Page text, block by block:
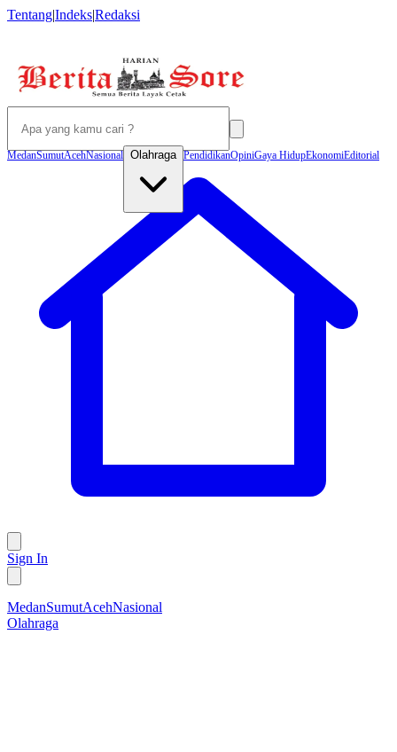
Tentang|Indeks|Redaksi
MedanSumutAcehNasional Olahraga PendidikanOpiniGaya HidupEkonomiEditorial
Sign In
MedanSumutAcehNasional
Olahraga